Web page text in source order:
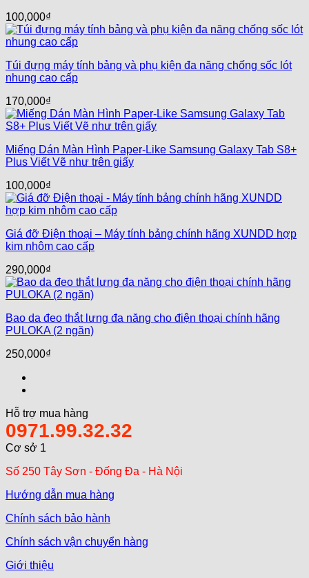
100,000₫
Túi đựng máy tính bảng và phụ kiện đa năng chống sốc lót
nhung cao cấp
170,000₫
Miếng Dán Màn Hình Paper-Like Samsung Galaxy Tab S8+
Plus Viết Vẽ như trên giấy
100,000₫
Giá đỡ Điện thoại – Máy tính bảng chính hãng XUNDD hợp
kim nhôm cao cấp
290,000₫
Bao da đeo thắt lưng đa năng cho điện thoại chính hãng
PULOKA (2 ngăn)
250,000₫
Hỗ trợ mua hàng
0971.99.32.32
Cơ sở 1
Số 250 Tây Sơn - Đống Đa - Hà Nội
Hướng dẫn mua hàng
Chính sách bảo hành
Chính sách vận chuyển hàng
Giới thiệu